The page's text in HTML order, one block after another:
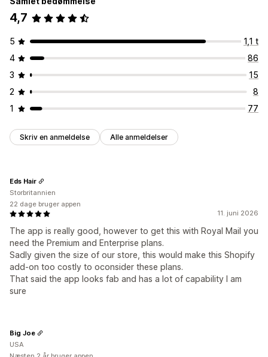
4,7
5
1,1 t
4
86
3
15
2
8
1
77
Skriv en anmeldelse Alle anmeldelser
11. juni 2026
The app is really good, however to get this with Royal Mail you
need the Premium and Enterprise plans.
Sadly given the size of our store, this would make this Shopify
add-on too costly to oconsider these plans.
That said the app looks fab and has a lot of capability I am
sure
Eds Hair
Storbritannien
22 dage bruger appen
Big Joe
USA